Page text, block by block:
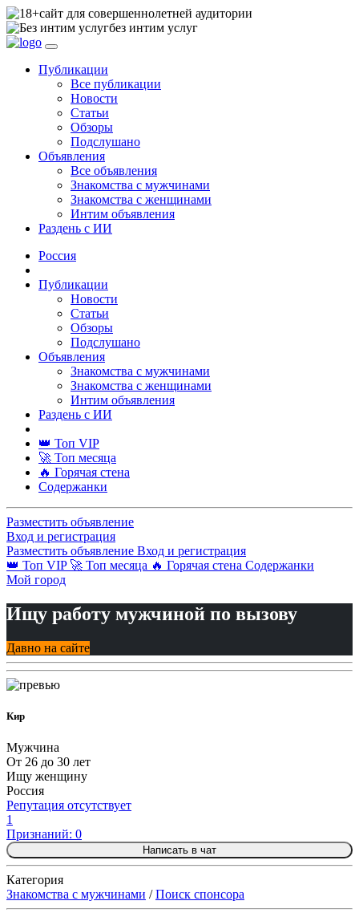
сайт для совершеннолетней аудитории
без интим услуг
Публикации
Все публикации
Новости
Статьи
Обзоры
Подслушано
Объявления
Все объявления
Знакомства с мужчинами
Знакомства с женщинами
Интим объявления
Раздень с ИИ
Россия
Публикации
Новости
Статьи
Обзоры
Подслушано
Объявления
Знакомства с мужчинами
Знакомства с женщинами
Интим объявления
Раздень с ИИ
👑 Топ VIP
🚀 Топ месяца
🔥 Горячая стена
Содержанки
Разместить объявление
Вход и регистрация
Разместить объявление Вход и регистрация
👑 Топ VIP 🚀 Топ месяца 🔥 Горячая стена Содержанки
Мой город
Ищу работу мужчиной по вызову
Давно на сайте
Кир
Мужчина
От 26 до 30 лет
Ищу женщину
Россия
Репутация отсутствует
1
Признаний: 0
Написать в чат
Категория
Знакомства с мужчинами /Поиск спонсора